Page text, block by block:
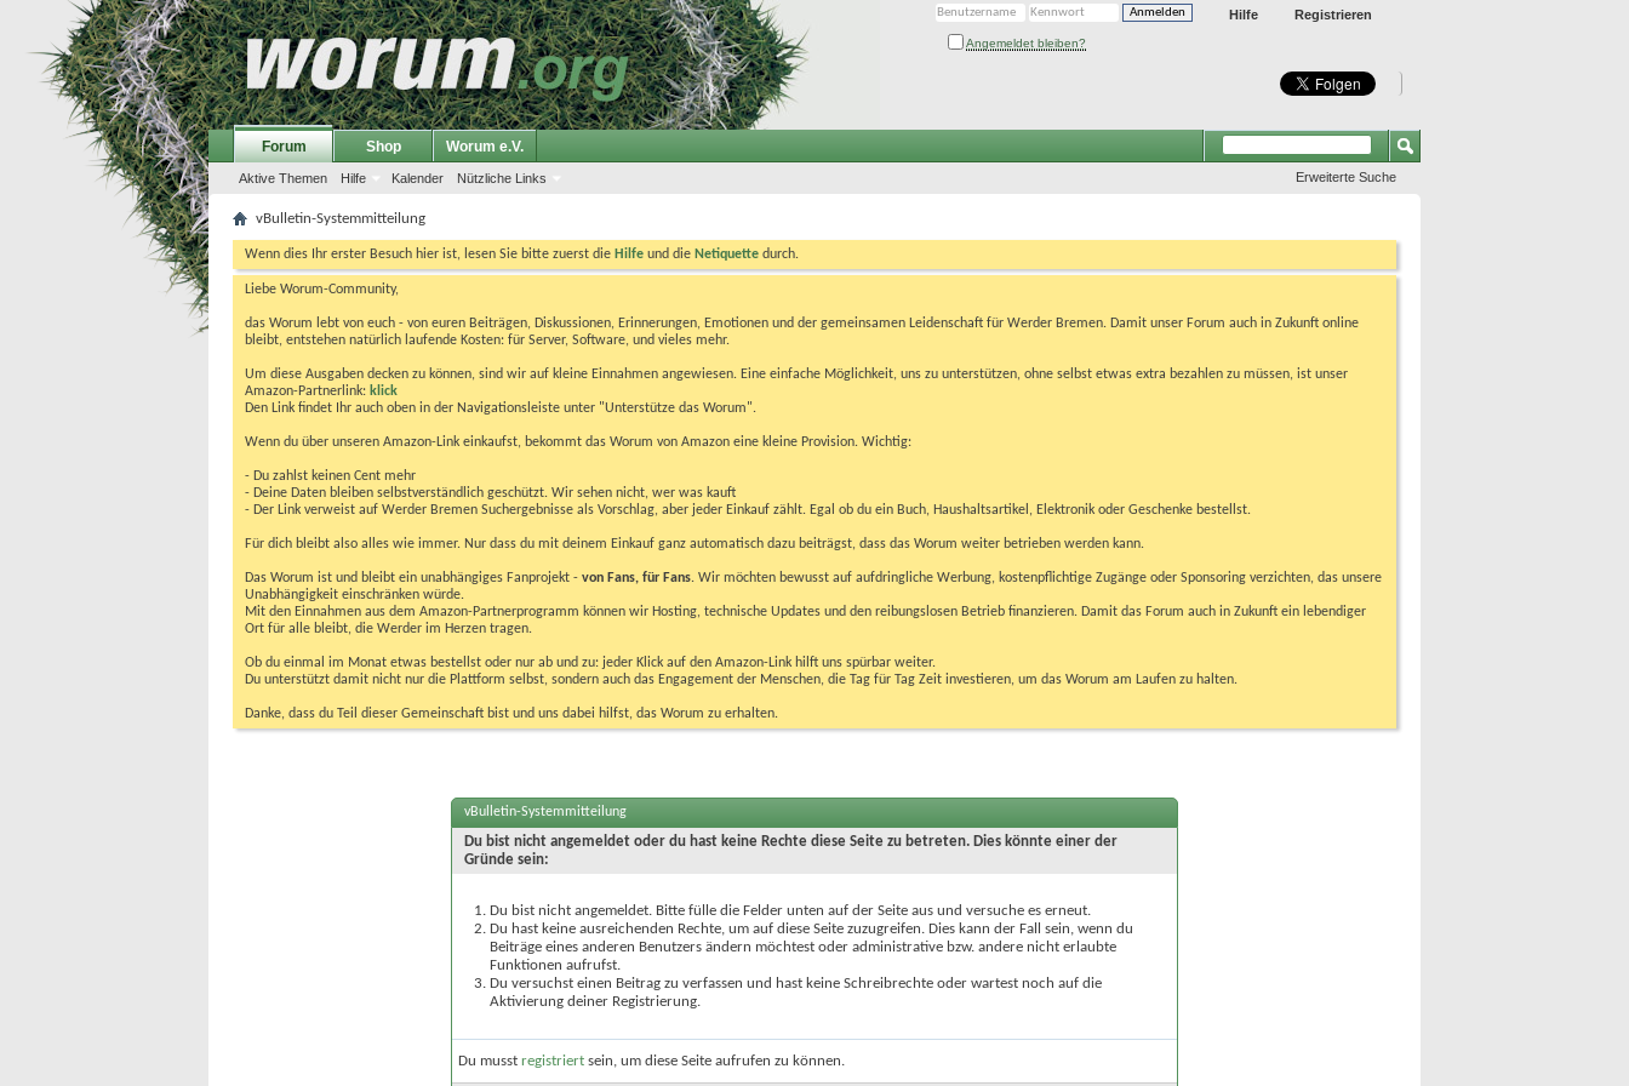
Registrieren
Hilfe
Angemeldet bleiben?
Forum
Aktive Themen Hilfe Kalender Nützliche Links
Shop Worum e.V.
Erweiterte Suche
vBulletin-Systemmitteilung
Wenn dies Ihr erster Besuch hier ist, lesen Sie bitte zuerst die Hilfe und die Netiquette durch.
Liebe Worum-Community,
das Worum lebt von euch - von euren Beiträgen, Diskussionen, Erinnerungen, Emotionen und der gemeinsamen Leidenschaft für Werder Bremen. Damit unser Forum auch in Zukunft online
bleibt, entstehen natürlich laufende Kosten: für Server, Software, und vieles mehr.
Um diese Ausgaben decken zu können, sind wir auf kleine Einnahmen angewiesen. Eine einfache Möglichkeit, uns zu unterstützen, ohne selbst etwas extra bezahlen zu müssen, ist unser
Amazon-Partnerlink: klick
Den Link findet Ihr auch oben in der Navigationsleiste unter "Unterstütze das Worum".
Wenn du über unseren Amazon-Link einkaufst, bekommt das Worum von Amazon eine kleine Provision. Wichtig:
- Du zahlst keinen Cent mehr
- Deine Daten bleiben selbstverständlich geschützt. Wir sehen nicht, wer was kauft
- Der Link verweist auf Werder Bremen Suchergebnisse als Vorschlag, aber jeder Einkauf zählt. Egal ob du ein Buch, Haushaltsartikel, Elektronik oder Geschenke bestellst.
Für dich bleibt also alles wie immer. Nur dass du mit deinem Einkauf ganz automatisch dazu beiträgst, dass das Worum weiter betrieben werden kann.
Das Worum ist und bleibt ein unabhängiges Fanprojekt - von Fans, für Fans. Wir möchten bewusst auf aufdringliche Werbung, kostenpflichtige Zugänge oder Sponsoring verzichten, das unsere
Unabhängigkeit einschränken würde.
Mit den Einnahmen aus dem Amazon-Partnerprogramm können wir Hosting, technische Updates und den reibungslosen Betrieb finanzieren. Damit das Forum auch in Zukunft ein lebendiger
Ort für alle bleibt, die Werder im Herzen tragen.
Ob du einmal im Monat etwas bestellst oder nur ab und zu: jeder Klick auf den Amazon-Link hilft uns spürbar weiter.
Du unterstützt damit nicht nur die Plattform selbst, sondern auch das Engagement der Menschen, die Tag für Tag Zeit investieren, um das Worum am Laufen zu halten.
Danke, dass du Teil dieser Gemeinschaft bist und uns dabei hilfst, das Worum zu erhalten.
vBulletin-Systemmitteilung
Du bist nicht angemeldet oder du hast keine Rechte diese Seite zu betreten. Dies könnte einer der
Gründe sein:
Du bist nicht angemeldet. Bitte fülle die Felder unten auf der Seite aus und versuche es erneut.
Du hast keine ausreichenden Rechte, um auf diese Seite zuzugreifen. Dies kann der Fall sein, wenn du
Beiträge eines anderen Benutzers ändern möchtest oder administrative bzw. andere nicht erlaubte
Funktionen aufrufst.
Du versuchst einen Beitrag zu verfassen und hast keine Schreibrechte oder wartest noch auf die
Aktivierung deiner Registrierung.
Du musst registriert sein, um diese Seite aufrufen zu können.